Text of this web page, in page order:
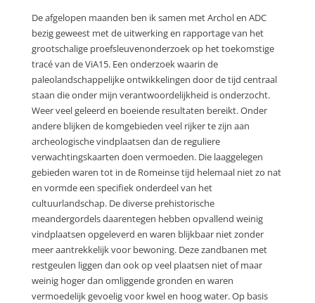
De afgelopen maanden ben ik samen met Archol en ADC
bezig geweest met de uitwerking en rapportage van het
grootschalige proefsleuvenonderzoek op het toekomstige
tracé van de ViA15. Een onderzoek waarin de
paleolandschappelijke ontwikkelingen door de tijd centraal
staan die onder mijn verantwoordelijkheid is onderzocht.
Weer veel geleerd en boeiende resultaten bereikt. Onder
andere blijken de komgebieden veel rijker te zijn aan
archeologische vindplaatsen dan de reguliere
verwachtingskaarten doen vermoeden. Die laaggelegen
gebieden waren tot in de Romeinse tijd helemaal niet zo nat
en vormde een specifiek onderdeel van het
cultuurlandschap. De diverse prehistorische
meandergordels daarentegen hebben opvallend weinig
vindplaatsen opgeleverd en waren blijkbaar niet zonder
meer aantrekkelijk voor bewoning. Deze zandbanen met
restgeulen liggen dan ook op veel plaatsen niet of maar
weinig hoger dan omliggende gronden en waren
vermoedelijk gevoelig voor kwel en hoog water. Op basis